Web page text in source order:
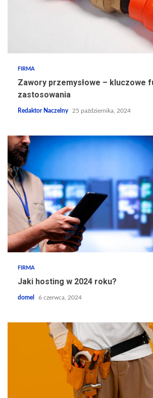
FIRMA
Zawory przemysłowe – kluczowe
zastosowania
Redaktor Naczelny 25 października, 2024
FIRMA
Jaki hosting w 2024 roku?
domel 6 czerwca, 2024